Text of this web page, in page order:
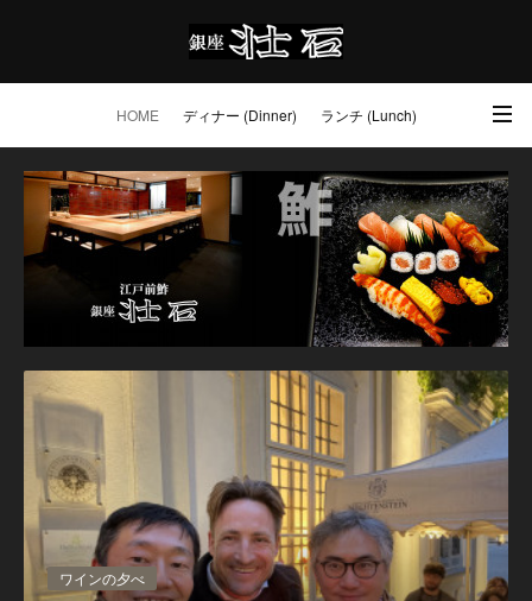
HOME ディナー (Dinner) ランチ (Lunch)
アクセス・ご予約 (Access / Reservations) ワイン (Wine) お土産 (Go to)
壮石の心 (Our Philosophy)
ワインの夕べ